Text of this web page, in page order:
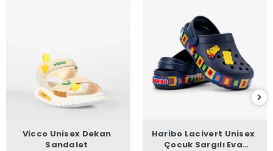
Vicco Unisex Dekan
Sandalet
Haribo Lacivert Unisex
Çocuk Sargılı Eva